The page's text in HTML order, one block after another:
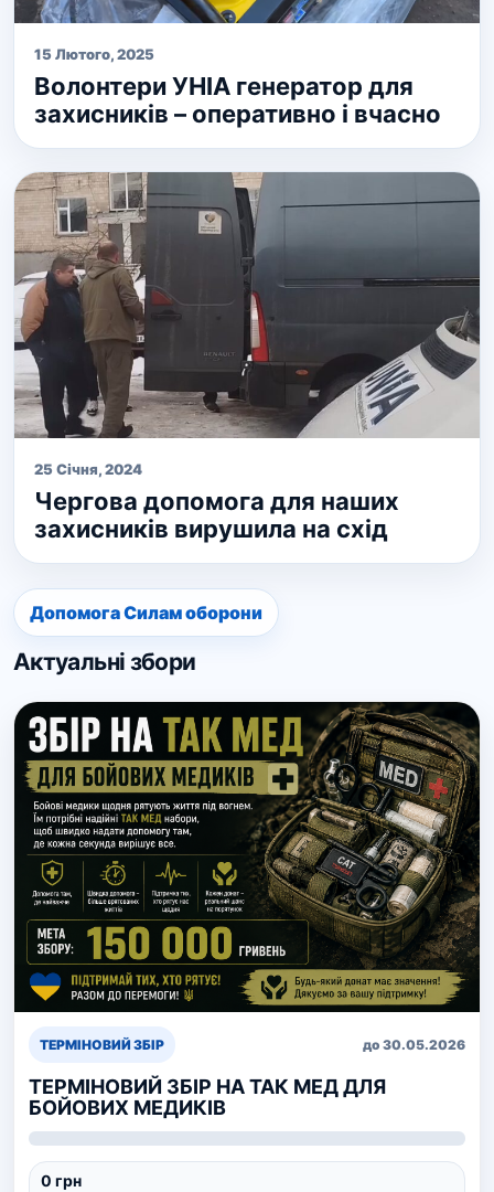
15 Лютого, 2025
Волонтери УНІА генератор для
захисників – оперативно і вчасно
25 Січня, 2024
Чергова допомога для наших
захисників вирушила на схід
Допомога Силам оборони
Актуальні збори
ТЕРМІНОВИЙ ЗБІР до 30.05.2026
ТЕРМІНОВИЙ ЗБІР НА ТАК МЕД ДЛЯ
БОЙОВИХ МЕДИКІВ
0 грн